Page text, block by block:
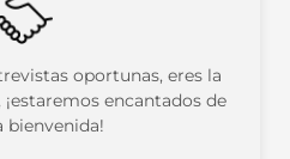
oportunas, eres la
encantados de
bienvenida!